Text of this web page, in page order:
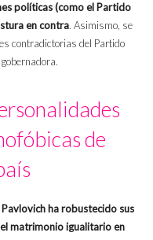
políticas (como el Partido
en contra. Asimismo, se
contradictorias del Partido
de
ha robustecido sus
matrimonio igualitario en